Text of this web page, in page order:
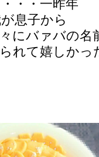
・・一昨年
息子から
にバァバの名
れて嬉しかっ